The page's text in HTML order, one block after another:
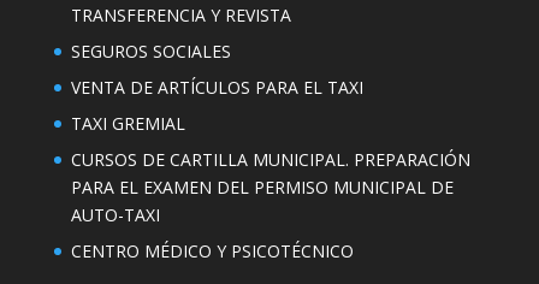
TRANSFERENCIA Y REVISTA
SEGUROS SOCIALES
VENTA DE ARTÍCULOS PARA EL TAXI
TAXI GREMIAL
CURSOS DE CARTILLA MUNICIPAL. PREPARACIÓN
PARA EL EXAMEN DEL PERMISO MUNICIPAL DE
AUTO-TAXI
CENTRO MÉDICO Y PSICOTÉCNICO